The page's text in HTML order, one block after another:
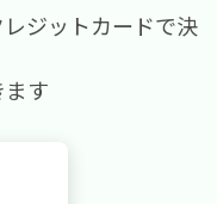
ジットカードで決
す